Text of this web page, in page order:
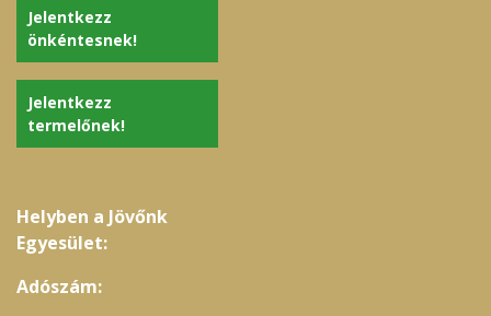
Jelentkezz
önkéntesnek!
Jelentkezz
termelőnek!
Helyben a Jövőnk
Egyesület:
Adószám: